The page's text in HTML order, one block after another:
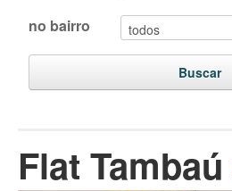
no bairro
Buscar
Flat Tambaú